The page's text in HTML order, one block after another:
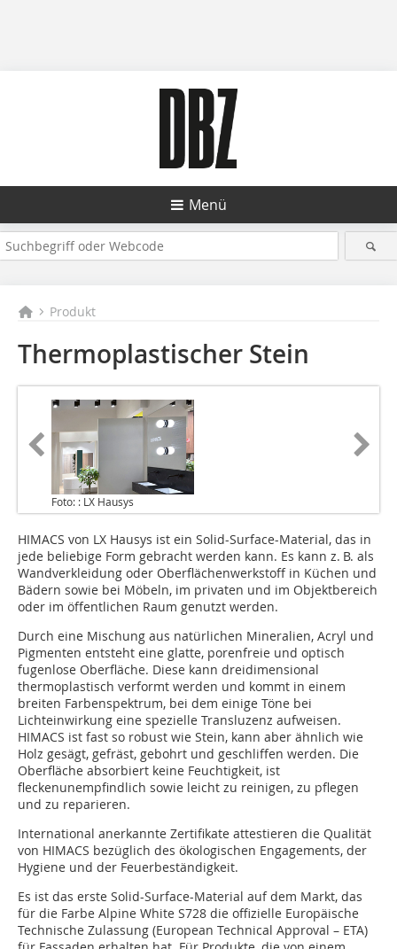
Menü
Produkt
Thermoplastischer Stein
Foto: : LX Hausys
HIMACS von LX Hausys ist ein Solid-Surface-Material, das in
jede beliebige Form gebracht werden kann. Es kann z. B. als
Wandverkleidung oder Oberflächenwerkstoff in Küchen und
Bädern sowie bei Möbeln, im privaten und im Objektbereich
oder im öffentlichen Raum genutzt werden.
Durch eine Mischung aus natürlichen Mineralien, Acryl und
Pigmenten entsteht eine glatte, porenfreie und optisch
fugenlose Oberfläche. ­Diese kann dreidimensional
thermoplastisch ­verformt werden und kommt in einem
breiten Farbenspektrum, bei dem einige Töne bei
Lichteinwirkung eine spezielle Transluzenz aufweisen.
HIMACS ist fast so robust wie Stein, kann aber ähnlich wie
Holz gesägt, gefräst, gebohrt und geschliffen werden. Die
Oberfläche absorbiert keine Feuchtigkeit, ist
fleckenunempfindlich sowie leicht zu reinigen, zu pflegen
und zu reparieren.
International anerkannte Zertifikate attestieren die Qualität
von HIMACS bezüglich des ökologischen ­Engagements, der
Hygiene und der Feuerbeständigkeit.
Es ist das erste Solid-Surface-Material auf dem Markt, das
für die Farbe Alpine White S728 die offizielle Europäische
Technische Zulassung (European Technical Approval – ETA)